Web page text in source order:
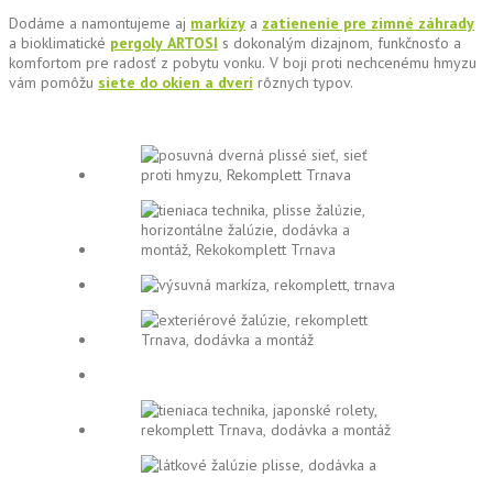
Dodáme a namontujeme aj markízy a zatienenie pre zimné záhrady
a bioklimatické pergoly ARTOSI s dokonalým dizajnom, funkčnosťo a
komfortom pre radosť z pobytu vonku. V boji proti nechcenému hmyzu
vám pomôžu siete do okien a dverí rôznych typov.